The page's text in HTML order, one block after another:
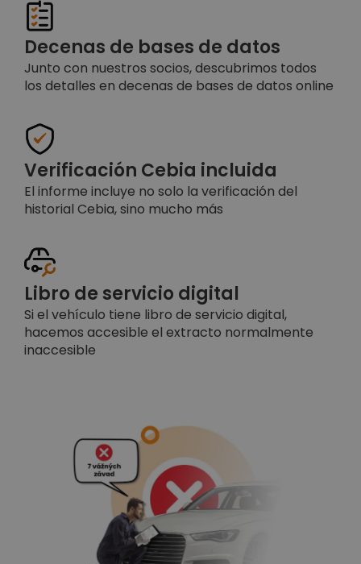
Decenas de bases de datos
Junto con nuestros socios, descubrimos todos
los detalles en decenas de bases de datos online
Verificación Cebia incluida
El informe incluye no solo la verificación del
historial Cebia, sino mucho más
Libro de servicio digital
Si el vehículo tiene libro de servicio digital,
hacemos accesible el extracto normalmente
inaccesible